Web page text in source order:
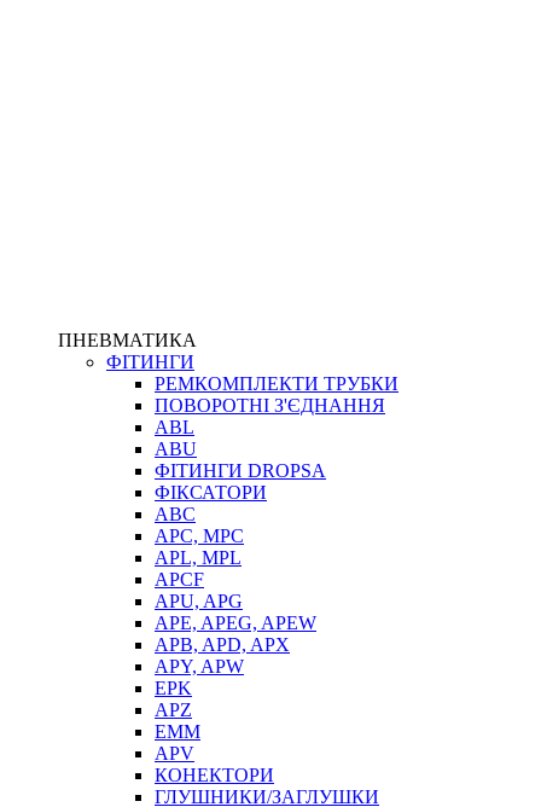
ПНЕВМАТИКА
ФІТИНГИ
РЕМКОМПЛЕКТИ ТРУБКИ
ПОВОРОТНІ З'ЄДНАННЯ
ABL
ABU
ФІТИНГИ DROPSA
ФІКСАТОРИ
ABC
APC, MPC
APL, MPL
APCF
APU, APG
APE, APEG, APEW
APB, APD, APX
APY, APW
EPK
APZ
EMM
APV
КОНЕКТОРИ
ГЛУШНИКИ/ЗАГЛУШКИ